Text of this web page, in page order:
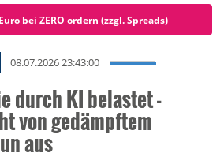
bei ZERO ordern (zzgl. Spreads)
08.07.2026 23:43:00
durch KI belastet -
von gedämpftem
aus